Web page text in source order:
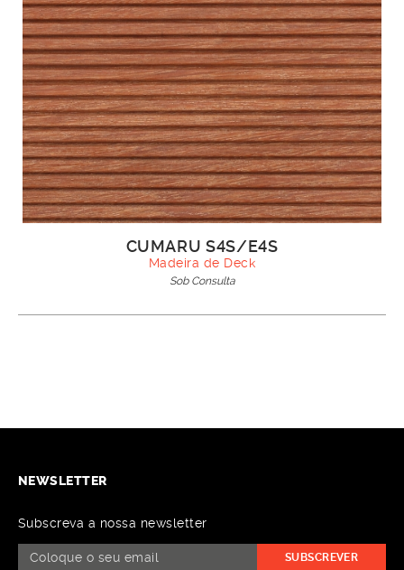
CUMARU S4S/E4S
Madeira de Deck
Sob Consulta
NEWSLETTER
Subscreva a nossa newsletter
SUBSCREVER